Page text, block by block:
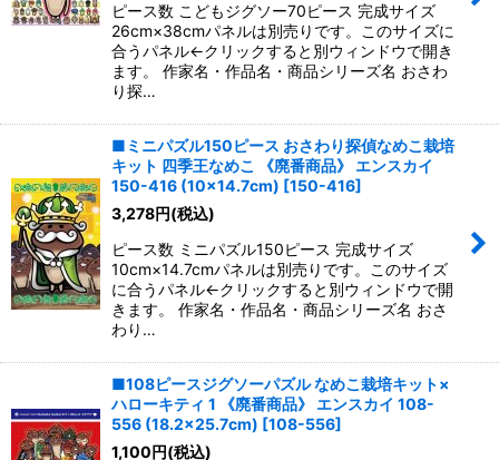
ピース数 こどもジグソー70ピース 完成サイズ
26cm×38cmパネルは別売りです。このサイズに
合うパネル←クリックすると別ウィンドウで開き
ます。 作家名・作品名・商品シリーズ名 おさわ
り探…
■ミニパズル150ピース おさわり探偵なめこ栽培
キット 四季王なめこ 《廃番商品》 エンスカイ
150-416 (10×14.7cm) [150-416]
3,278円(税込)
ピース数 ミニパズル150ピース 完成サイズ
10cm×14.7cmパネルは別売りです。このサイズ
に合うパネル←クリックすると別ウィンドウで開
きます。 作家名・作品名・商品シリーズ名 おさ
わり…
■108ピースジグソーパズル なめこ栽培キット×
ハローキティ 1 《廃番商品》 エンスカイ 108-
556 (18.2×25.7cm) [108-556]
1,100円(税込)